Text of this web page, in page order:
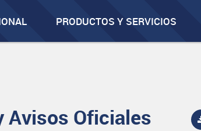
PRODUCTOS Y SERVICIOS
Avisos Oficiales